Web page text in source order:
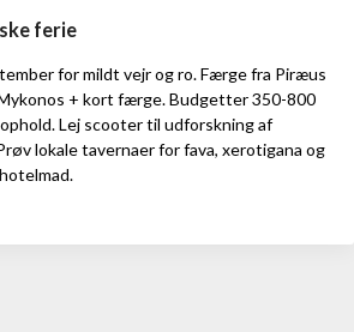
ferie
for mildt vejr og ro. Færge fra Piræus
+ kort færge. Budgetter 350-800
Lej scooter til udforskning af
lokale tavernaer for fava, xerotigana og